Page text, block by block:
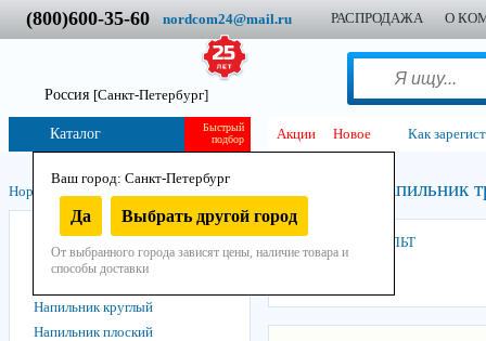
(800)600-35-60 nordcom24@mail.ru РАСПРОДАЖА О
Россия [Санкт-Петербург]
Ваш город: Санкт-Петербург
Да Выбрать другой город
От выбранного города зависят цены, наличие товара и
способы доставки
Быстрый
подбор
Каталог Акции Новое Как
Нордком Инструмент Ручной / Слесарный Напильник
Набор напильников
Надфиль
Напильник круглый
Напильник плоский
КОБАЛЬТ